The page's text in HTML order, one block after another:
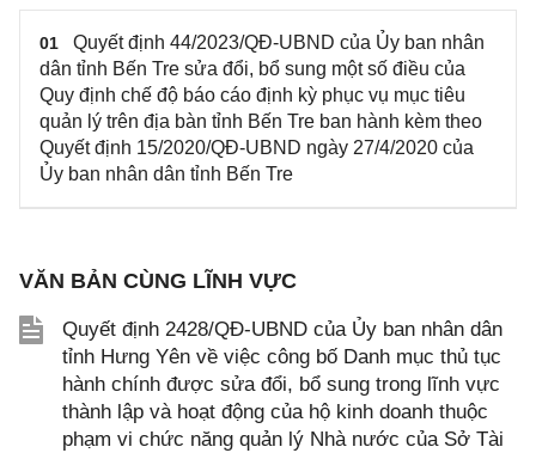
01
Quyết định 44/2023/QĐ-UBND của Ủy ban nhân
dân tỉnh Bến Tre sửa đổi, bổ sung một số điều của
Quy định chế độ báo cáo định kỳ phục vụ mục tiêu
quản lý trên địa bàn tỉnh Bến Tre ban hành kèm theo
Quyết định 15/2020/QĐ-UBND ngày 27/4/2020 của
Ủy ban nhân dân tỉnh Bến Tre
VĂN BẢN CÙNG LĨNH VỰC
Quyết định 2428/QĐ-UBND của Ủy ban nhân dân
tỉnh Hưng Yên về việc công bố Danh mục thủ tục
hành chính được sửa đổi, bổ sung trong lĩnh vực
thành lập và hoạt động của hộ kinh doanh thuộc
phạm vi chức năng quản lý Nhà nước của Sở Tài